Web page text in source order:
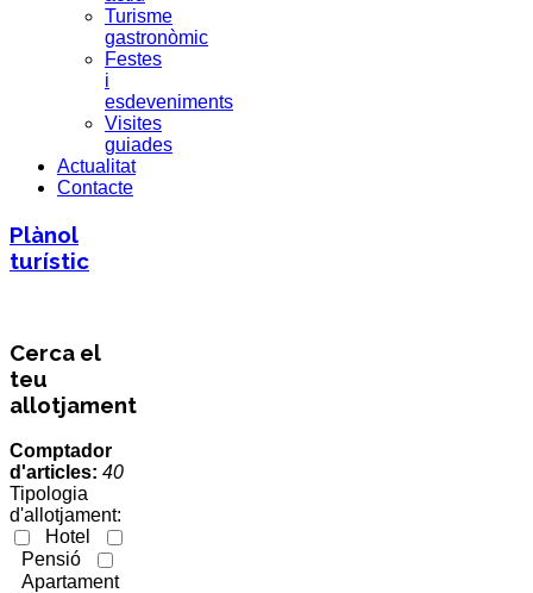
Turisme
gastronòmic
Festes
i
esdeveniments
Visites
guiades
Actualitat
Contacte
Plànol
turístic
Cerca el
teu
allotjament
Comptador
d'articles: 40
Tipologia
d'allotjament:
Hotel
Pensió
Apartament